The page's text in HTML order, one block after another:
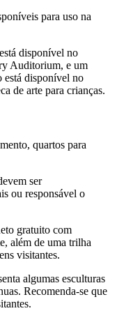
para uso na
disponível no
Auditorium, e um
está disponível no
de arte para crianças.
quartos para
ser
ou responsável o
gratuito com
além de uma trilha
visitantes.
algumas esculturas
Recomenda-se que